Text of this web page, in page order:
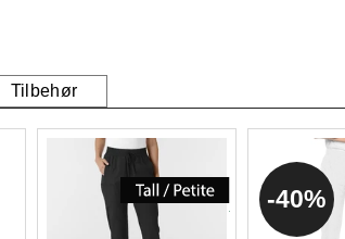
Tilbehør
40%